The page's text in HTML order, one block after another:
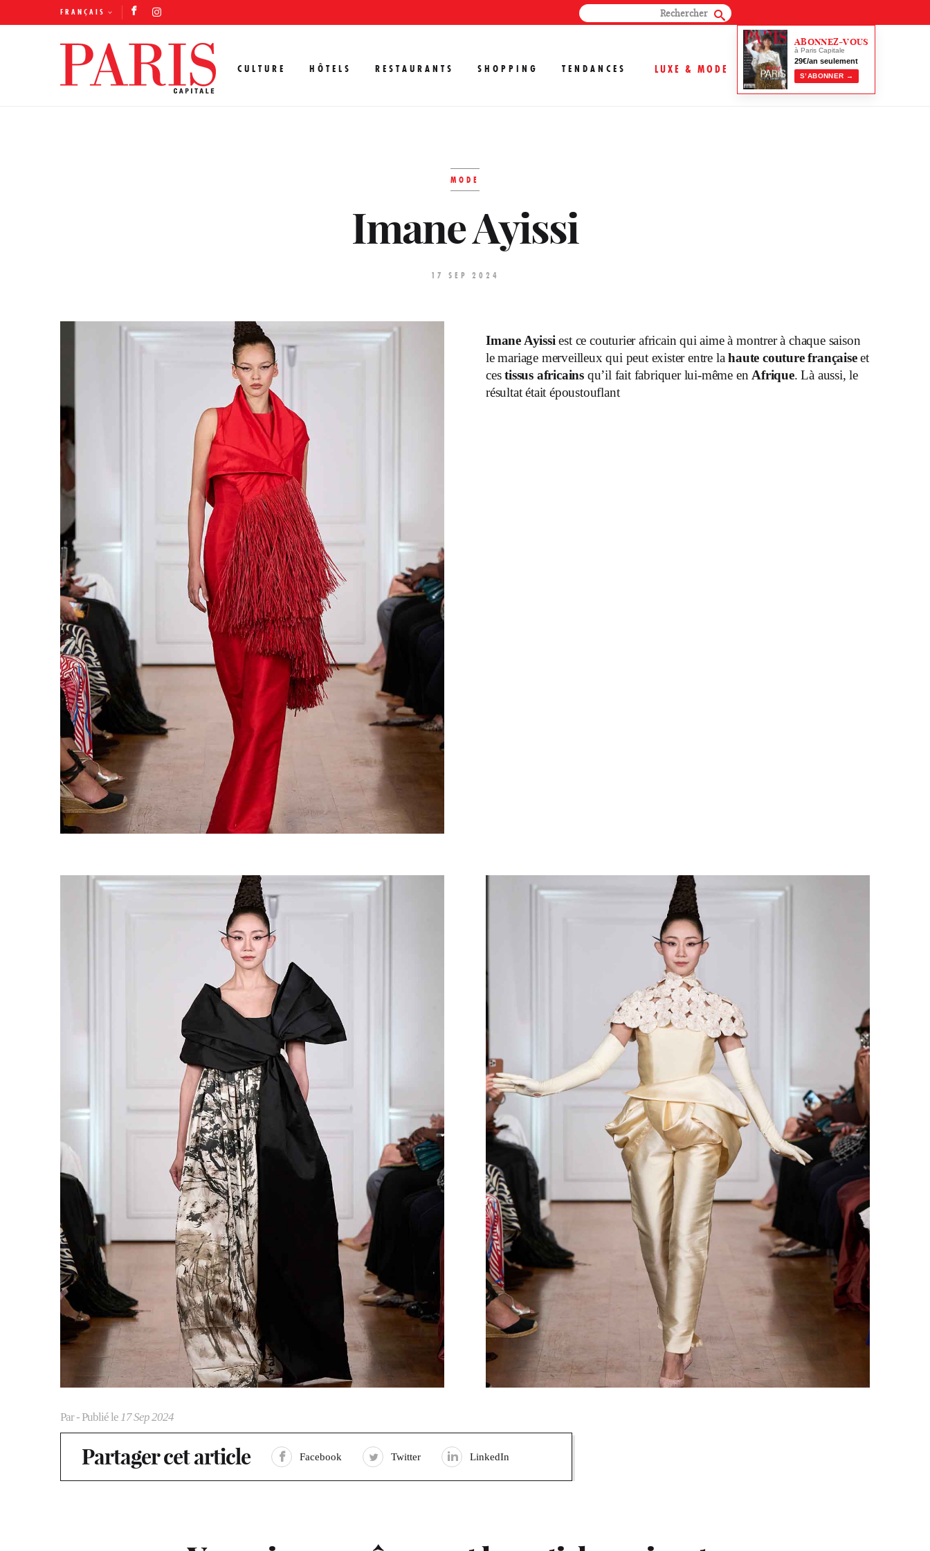
FRANÇAIS
CULTURE HÔTELS RESTAURANTS SHOPPING TENDANCES LUXE & MODE
ABONNEZ-VOUS
à Paris Capitale
29€/an seulement
S’ABONNER →
MODE
Imane Ayissi
17 SEP 2024
Imane Ayissi est ce couturier africain qui aime à montrer à chaque saison
le mariage merveilleux qui peut exister entre lahaute couture françaiseet
cestissus africains qu’il fait fabriquer lui-même en Afrique. Là aussi, le
résultat était époustouflant
Par- Publié le 17 Sep 2024
Partager cet article Facebook Twitter LinkedIn